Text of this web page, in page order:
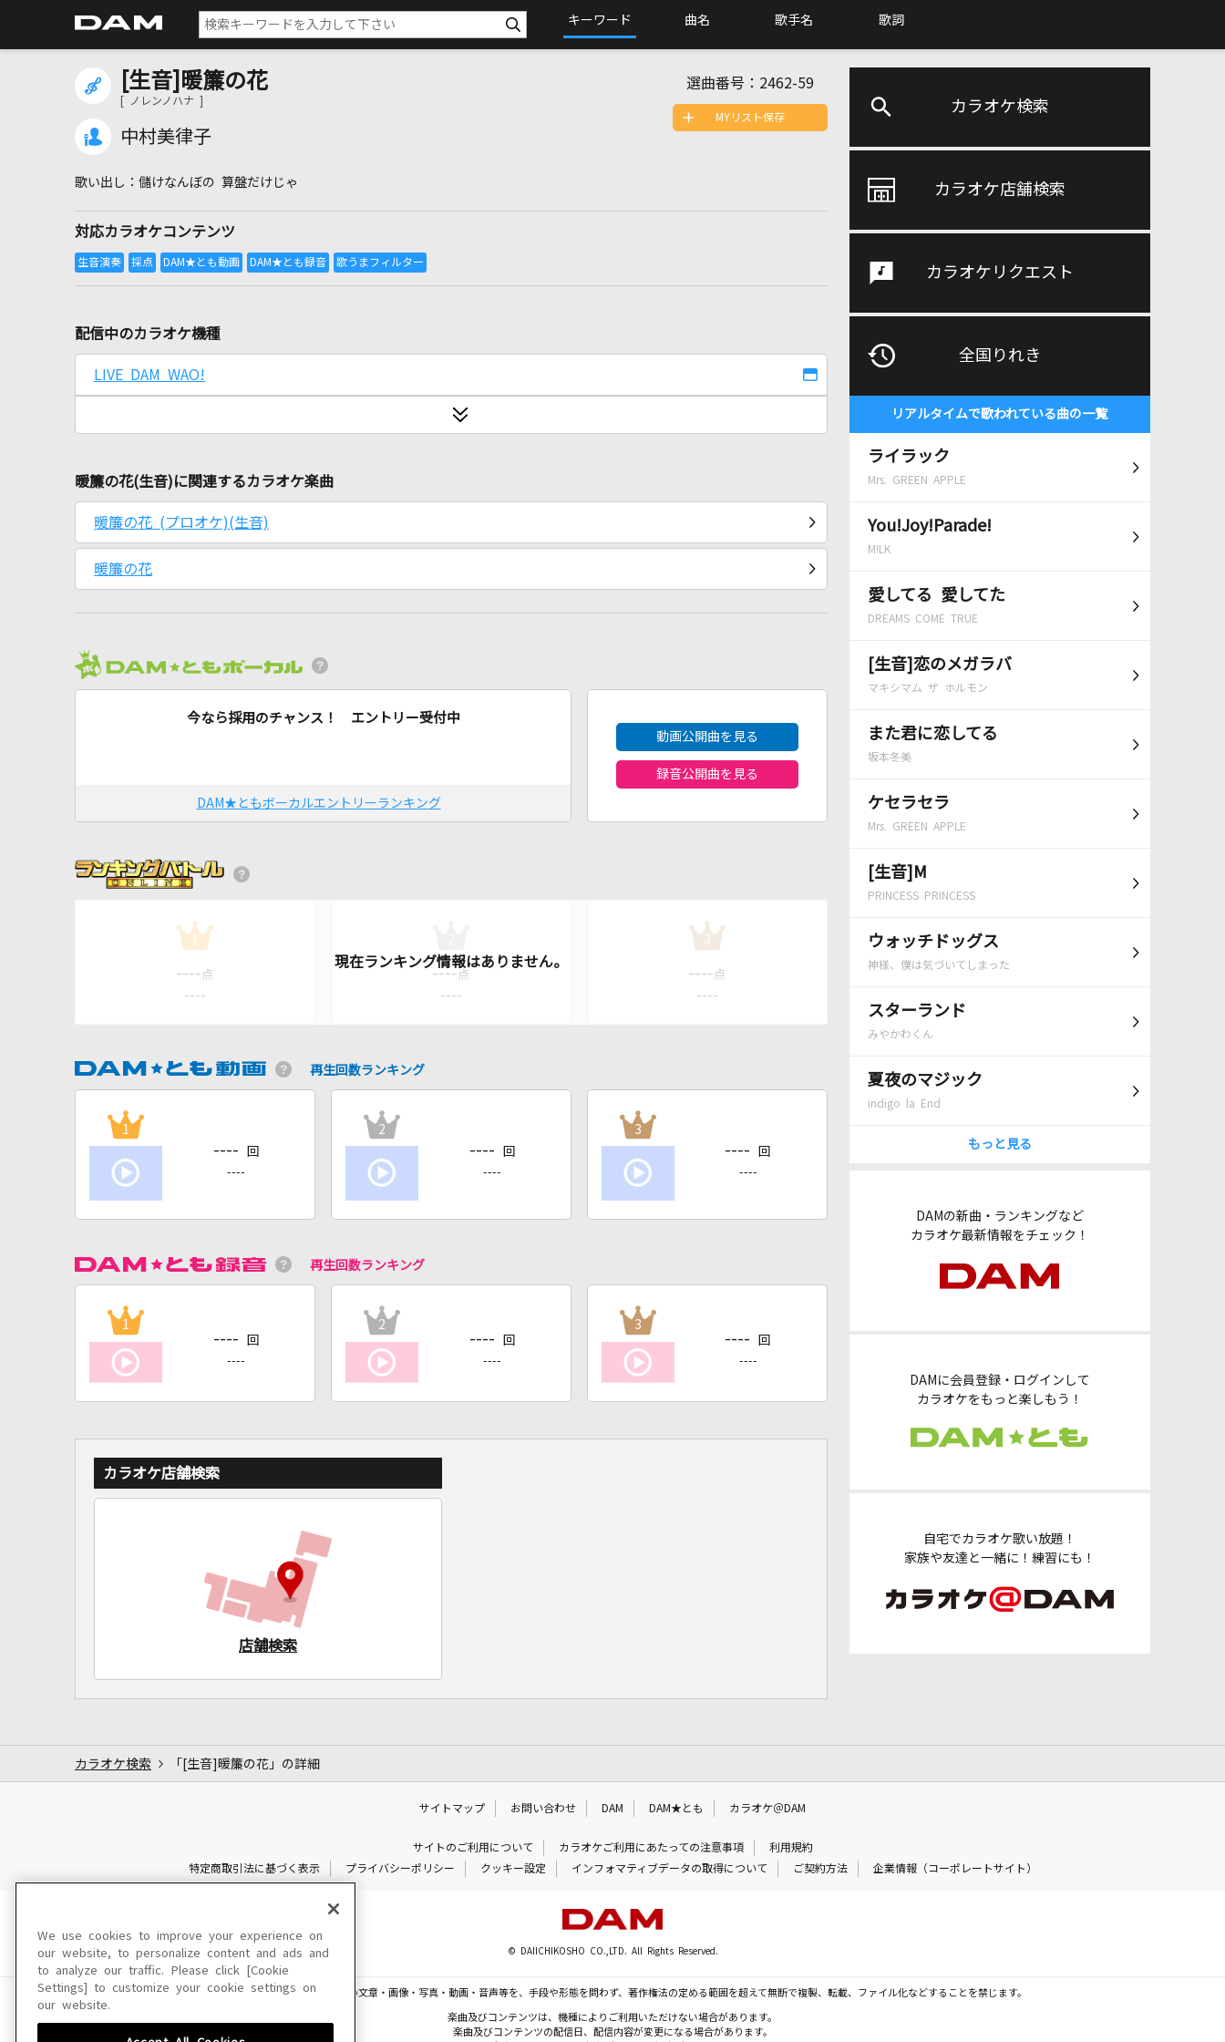
キーワード 曲名 歌手名 歌詞
カラオケ検索
カラオケ店舗検索
カラオケリクエスト
全国りれき
リアルタイムで歌われている曲の一覧
ライラック
Mrs. GREEN APPLE
You!Joy!Parade!
M!LK
愛してる 愛してた
DREAMS COME TRUE
[生音]恋のメガラバ
マキシマム ザ ホルモン
また君に恋してる
坂本冬美
ケセラセラ
Mrs. GREEN APPLE
[生音]M
PRINCESS PRINCESS
ウォッチドッグス
神様、僕は気づいてしまった
スターランド
みやかわくん
夏夜のマジック
indigo la End
もっと見る
DAMの新曲・ランキングなど
カラオケ最新情報をチェック！
DAMに会員登録・ログインして
カラオケをもっと楽しもう！
自宅でカラオケ歌い放題！
家族や友達と一緒に！練習にも！
[生音]暖簾の花
[ ノレンノハナ ]
中村美律子
選曲番号： 2462-59
儲けなんぼの 算盤だけじゃ
対応カラオケコンテンツ
MYリスト保存
配信中のカラオケ機種
LIVE DAM WAO!
暖簾の花(生音)に関連するカラオケ楽曲
暖簾の花 (プロオケ)(生音)
暖簾の花
今なら採用のチャンス！ エントリー受付中
DAM★ともボーカルエントリーランキング
動画公開曲を見る
録音公開曲を見る
1
---- 点
----
---- 点
----
3
---- 点
----
再生回数ランキング
1
---- 回
----
2
---- 回
----
3
---- 回
----
再生回数ランキング
1
---- 回
----
2
---- 回
----
3
---- 回
----
カラオケ店舗検索
店舗検索
カラオケ検索 「[生音]暖簾の花」の詳細
サイトマップ お問い合わせ DAM DAM★とも カラオケ＠DAM
サイトのご利用について カラオケご利用にあたっての注意事項
利用規約
特定商取引法に基づく表示
プライバシーポリシー クッキー設定 インフォマティブデータの取得について ご契約方法 企業情報（コーポレートサイト）
© DAIICHIKOSHO CO.,LTD. All Rights Reserved.
このサイトに掲載されている一切の文章・画像・写真・動画・音声等を、手段や形態を問わず、著作権法の定める範囲を超えて無断で複製、転載、ファイル化などすることを禁じます。
楽曲及びコンテンツは、機種によりご利用いただけない場合があります。
楽曲及びコンテンツの配信日、配信内容が変更になる場合があります。
We use cookies to improve your experience on
our website, to personalize content and ads and
to analyze our traffic. Please click [Cookie
Settings] to customize your cookie settings on
our website.